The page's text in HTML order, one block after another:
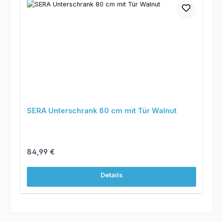
SERA Unterschrank 80 cm mit Tür Walnut
Regulärer Preis:
84,99 €
Details